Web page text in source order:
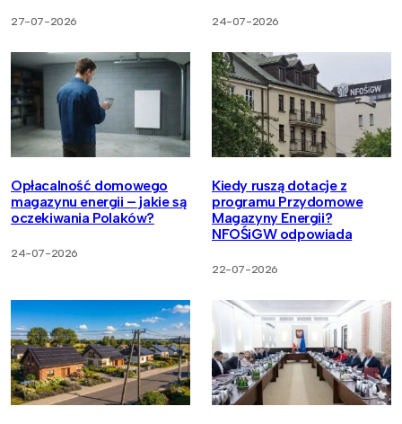
27-07-2026 24-07-2026
Opłacalność domowego
magazynu energii – jakie są
oczekiwania Polaków?
24-07-2026
Kiedy ruszą dotacje z
programu Przydomowe
Magazyny Energii?
NFOŚiGW odpowiada
22-07-2026